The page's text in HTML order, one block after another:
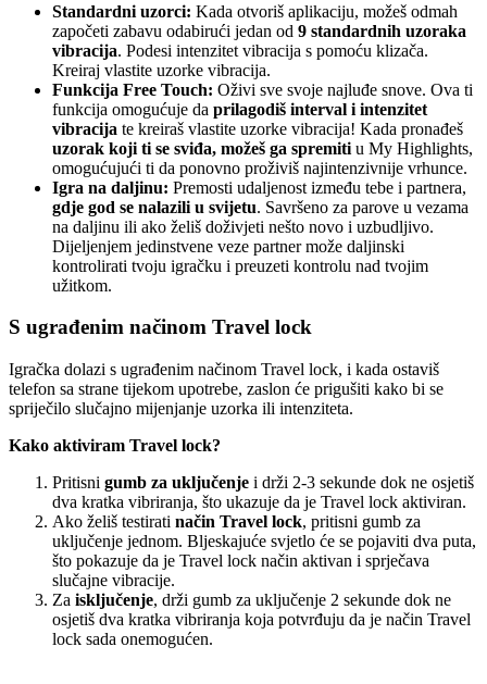
Standardni uzorci: Kada otvoriš aplikaciju, možeš odmah
započeti zabavu odabirući jedan od 9 standardnih uzoraka
vibracija. Podesi intenzitet vibracija s pomoću klizača.
Kreiraj vlastite uzorke vibracija.
Funkcija Free Touch: Oživi sve svoje najluđe snove. Ova ti
funkcija omogućuje da prilagodiš interval i intenzitet
vibracija te kreiraš vlastite uzorke vibracija! Kada pronađeš
uzorak koji ti se sviđa, možeš ga spremiti u My Highlights,
omogućujući ti da ponovno proživiš najintenzivnije vrhunce.
Igra na daljinu: Premosti udaljenost između tebe i partnera,
gdje god se nalazili u svijetu. Savršeno za parove u vezama
na daljinu ili ako želiš doživjeti nešto novo i uzbudljivo.
Dijeljenjem jedinstvene veze partner može daljinski
kontrolirati tvoju igračku i preuzeti kontrolu nad tvojim
užitkom.
S ugrađenim načinom Travel lock
Igračka dolazi s ugrađenim načinom Travel lock, i kada ostaviš
telefon sa strane tijekom upotrebe, zaslon će prigušiti kako bi se
spriječilo slučajno mijenjanje uzorka ili intenziteta.
Kako aktiviram Travel lock?
Pritisni gumb za uključenje i drži 2-3 sekunde dok ne osjetiš
dva kratka vibriranja, što ukazuje da je Travel lock aktiviran.
Ako želiš testirati način Travel lock, pritisni gumb za
uključenje jednom. Bljeskajuće svjetlo će se pojaviti dva puta,
što pokazuje da je Travel lock način aktivan i sprječava
slučajne vibracije.
Za isključenje, drži gumb za uključenje 2 sekunde dok ne
osjetiš dva kratka vibriranja koja potvrđuju da je način Travel
lock sada onemogućen.